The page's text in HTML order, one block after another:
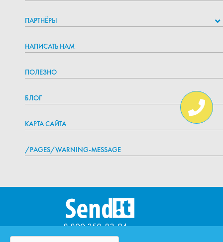
ПАРТНЁРЫ
НАПИСАТЬ НАМ
ПОЛЕЗНО
БЛОГ
КАРТА САЙТА
/PAGES/WARNING-MESSAGE
8 800 350-83-94